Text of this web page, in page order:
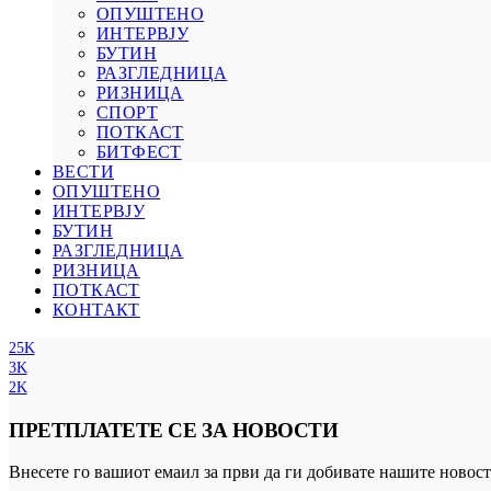
ОПУШТЕНО
ИНТЕРВЈУ
БУТИН
РАЗГЛЕДНИЦА
РИЗНИЦА
СПОРТ
ПОТКАСТ
БИТФЕСТ
ВЕСТИ
ОПУШТЕНО
ИНТЕРВЈУ
БУТИН
РАЗГЛЕДНИЦА
РИЗНИЦА
ПОТКАСТ
КОНТАКТ
25K
3K
2K
ПРЕТПЛАТЕТЕ СЕ ЗА НОВОСТИ
Внесете го вашиот емаил за први да ги добивате нашите